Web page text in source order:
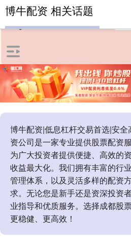
博牛配资|低息杠杆交易首选|安
资公司是一家专业提供股票配资
为广大投资者提供便捷、高效的
收益最大化。我们拥有丰富的行
管理体系，以及灵活多样的配资
求。无论您是新手还是资深投资
业指导和优质服务。选择成都股
更稳健、更高效！
博牛配资 相关话题